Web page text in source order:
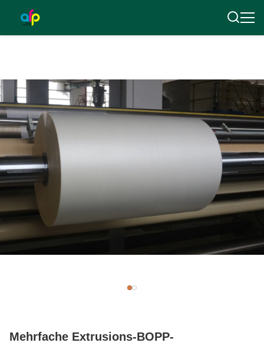
Mehrfache Extrusions-BOPP-